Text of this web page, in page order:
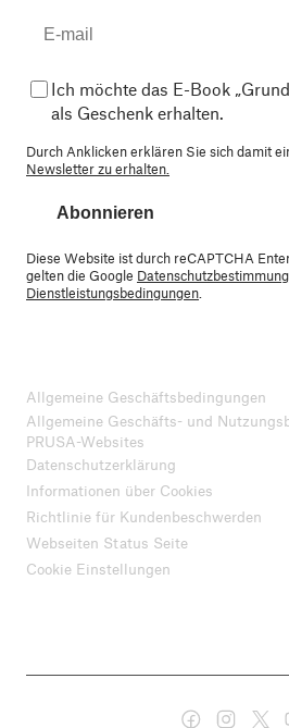
Ich möchte das E-Book
als Geschenk erhalten.
Durch Anklicken erklären Sie sich damit
Newsletter zu erhalten.
Abonnieren
Diese Website ist durch reCAPTCHA
gelten die Google
Dienstleistungsbedingungen
Allgemeine Geschäftsbedingungen
Allgemeine Geschäfts- und
PRUSA-Websites
Datenschutzerklärung
Informationen über Cookies
Richtlinie für Kundenbeschwerden
Webseiten Status Seite
Cookie Einstellungen